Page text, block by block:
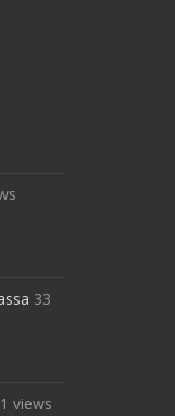
33
views